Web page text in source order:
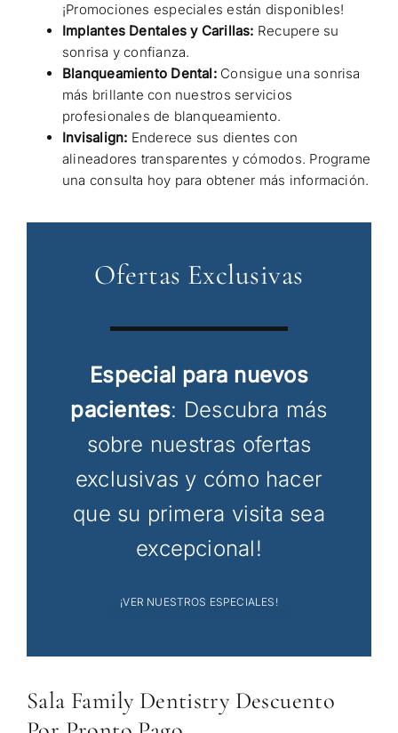
¡Promociones especiales están disponibles!
Implantes Dentales y Carillas: Recupere su
sonrisa y confianza.
Blanqueamiento Dental:Consigue una sonrisa
más brillante con nuestros servicios
profesionales de blanqueamiento.
Invisalign: Enderece sus dientes con
alineadores transparentes y cómodos. Programe
una consulta hoy para obtener más información.
Ofertas Exclusivas
Especial para nuevos
pacientes: Descubra más
sobre nuestras ofertas
exclusivas y cómo hacer
que su primera visita sea
excepcional!
¡VER NUESTROS ESPECIALES!
Sala Family Dentistry Descuento